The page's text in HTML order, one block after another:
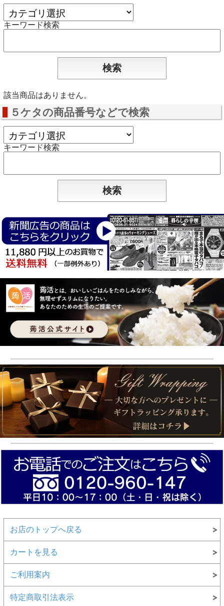
キーワード検索
該当商品はありません。
５ケタの商品番号などで検索
キーワード検索
お店のトップへ戻る
カートを見る
ご利用案内
特定商取引法表示